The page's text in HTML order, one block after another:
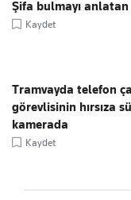
Şifa bulmayı anlatan
Kaydet
Tramvayda telefon
görevlisinin hırsıza
kamerada
Kaydet